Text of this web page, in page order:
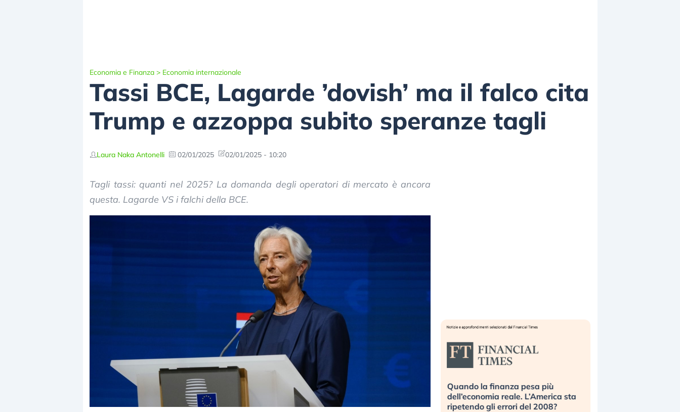
Economia e Finanza > Economia internazionale
Tassi BCE, Lagarde ’dovish’ ma il falco cita
Trump e azzoppa subito speranze tagli
Laura Naka Antonelli 02/01/2025 02/01/2025 - 10:20
Tagli tassi: quanti nel 2025? La domanda degli operatori di mercato è ancora
questa. Lagarde VS i falchi della BCE.
Dalle valutazioni estreme alla
correzione. Cosa sta guidando il
repricing degli asset?
«La mia vita è rovinata». Investitori
in preda al panico dopo lo scoppio
della bolla AI
Quando la finanza pesa più
dell’economia reale. L’America sta
ripetendo gli errori del 2008?